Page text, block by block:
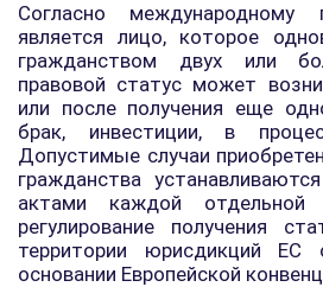
Согласно международному
является лицо, которое
гражданством двух или
правовой статус может
или после получения еще
брак, инвестиции, в
Допустимые случаи
гражданства
актами каждой отдельной
регулирование получения
территории юрисдикций ЕС
основании Европейской